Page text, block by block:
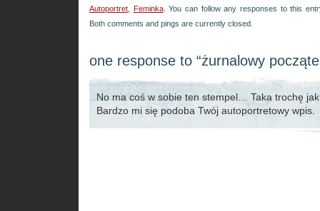
Autoportret
Feminka. You can follow any responses to this
Both comments and pings are currently closed.
one response to “żurnalowy
No ma coś w sobie ten stempel… Taka trochę
Bardzo mi się podoba Twój autoportretowy wpis.